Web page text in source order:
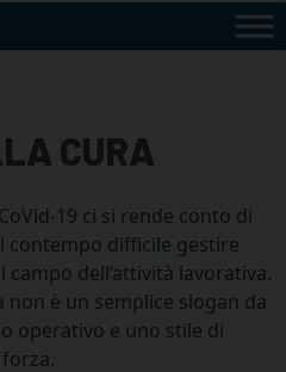
CURA
19 ci si rende conto di
contempo difficile gestire
dell’attività lavorativa.
è un semplice slogan da
operativo e uno stile di